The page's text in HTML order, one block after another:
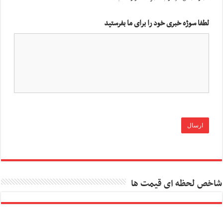
لطفا سوژه خبری خود را برای ما بفرستید
شاخص لحظه ای قیمت ها